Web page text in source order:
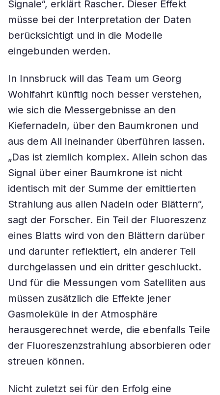
Signale“, erklärt Rascher. Dieser Effekt
müsse bei der Interpretation der Daten
berücksichtigt und in die Modelle
eingebunden werden.
In Innsbruck will das Team um Georg
Wohlfahrt künftig noch besser verstehen,
wie sich die Messergebnisse an den
Kiefernadeln, über den Baumkronen und
aus dem All ineinander überführen lassen.
„Das ist ziemlich komplex. Allein schon das
Signal über einer Baumkrone ist nicht
identisch mit der Summe der emittierten
Strahlung aus allen Nadeln oder Blättern“,
sagt der Forscher. Ein Teil der Fluoreszenz
eines Blatts wird von den Blättern darüber
und darunter reflektiert, ein anderer Teil
durchgelassen und ein dritter geschluckt.
Und für die Messungen vom Satelliten aus
müssen zusätzlich die Effekte jener
Gasmoleküle in der Atmosphäre
herausgerechnet werde, die ebenfalls Teile
der Fluoreszenzstrahlung absorbieren oder
streuen können.
Nicht zuletzt sei für den Erfolg eine